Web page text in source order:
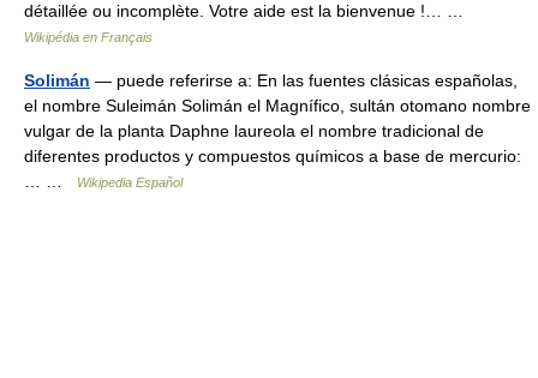
détaillée ou incomplète. Votre aide est la bienvenue !… …
Wikipédia en Français
Solimán — puede referirse a: En las fuentes clásicas españolas,
el nombre Suleimán Solimán el Magnífico, sultán otomano nombre
vulgar de la planta Daphne laureola el nombre tradicional de
diferentes productos y compuestos químicos a base de mercurio:
Wikipedia Español